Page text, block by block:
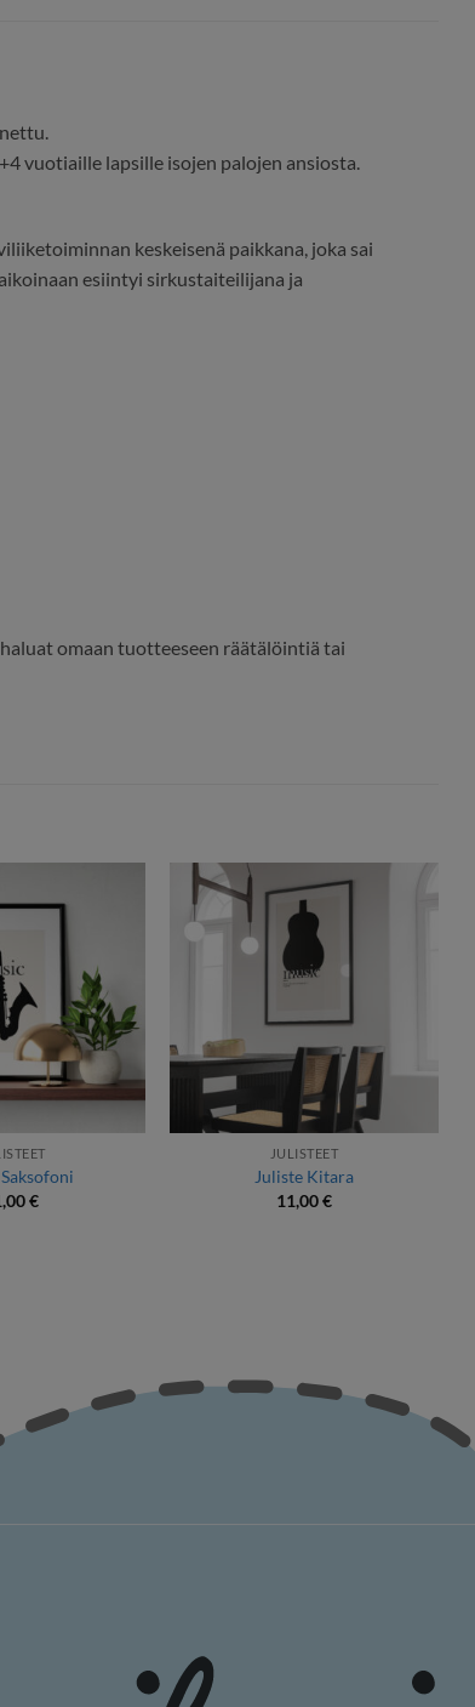
vuotiaille lapsille isojen palojen ansiosta.
keskeisenä paikkana, joka sai
esiintyi sirkustaiteilijana ja
omaan tuotteeseen räätälöintiä tai
€
JULISTEET
Juliste Kitara
11,00€